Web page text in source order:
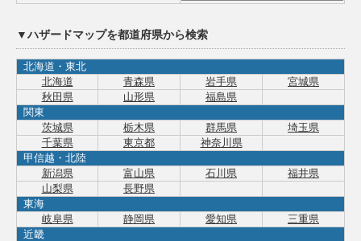
▼ハザードマップを都道府県から検索
北海道・東北
北海道
青森県 岩手県
宮城県
秋田県
山形県
福島県
関東
茨城県
栃木県 群馬県
埼玉県
千葉県
東京都
神奈川県
甲信越・北陸
新潟県
富山県 石川県
福井県
山梨県
長野県
東海
岐阜県
静岡県 愛知県
三重県
近畿